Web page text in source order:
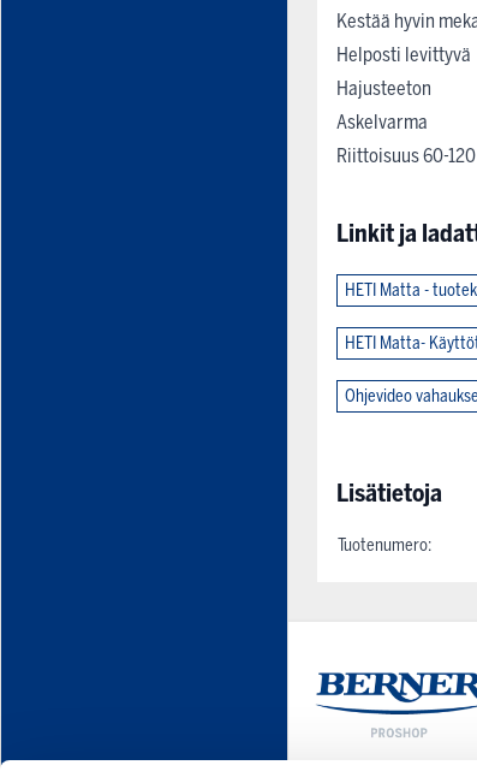
Kestää hyvin
Helposti levittyvä
Hajusteeton
Askelvarma
Riittoisuus 60-
Linkit ja
HETI Matta -
HETI Matta-
Ohjevideo
Lisätietoja
Tuotenumero: